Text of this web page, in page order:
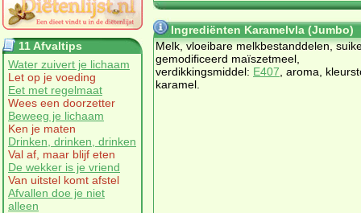
11 Afvaltips
Water zuivert je lichaam
Let op je voeding
Eet met regelmaat
Wees een doorzetter
Beweeg je lichaam
Ken je maten
Drinken, drinken, drinken
Val af, maar blijf eten
De wekker is je vriend
Van uitstel komt afstel
Afvallen doe je niet
alleen
Ingrediënten Karamelvla (Jumbo)
Melk, vloeibare melkbestanddelen,
gemodificeerd maïszetmeel,
verdikkingsmiddel: E407 , aroma,
karamel.